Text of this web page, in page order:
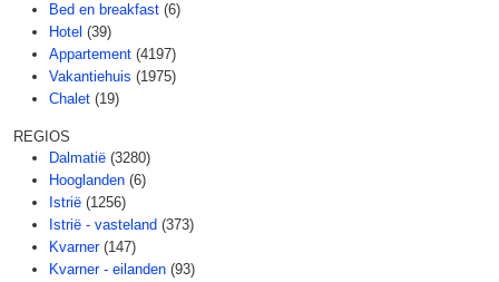
Bed en breakfast (6)
Hotel (39)
Appartement (4197)
Vakantiehuis (1975)
Chalet (19)
REGIOS
Dalmatië (3280)
Hooglanden (6)
Istrië (1256)
Istrië - vasteland (373)
Kvarner (147)
Kvarner - eilanden (93)